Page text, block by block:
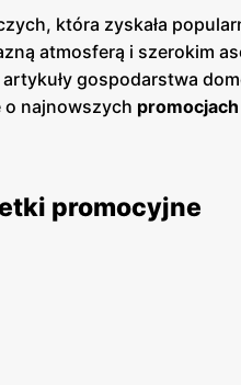
która zyskała
atmosferą i szerokim
gospodarstwa
o najnowszych promocjach
w sklepach oraz
szerokie grono
się rozwija,
promocyjne